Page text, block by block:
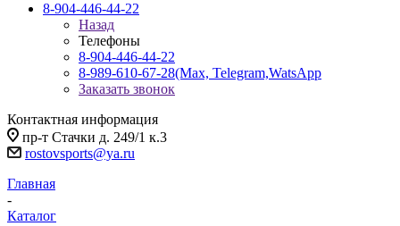
8-904-446-44-22
Назад
Телефоны
8-904-446-44-22
8-989-610-67-28(Max, Telegram,WatsApp
Заказать звонок
Контактная информация
пр-т Стачки д. 249/1 к.3
rostovsports@ya.ru
Главная
-
Каталог